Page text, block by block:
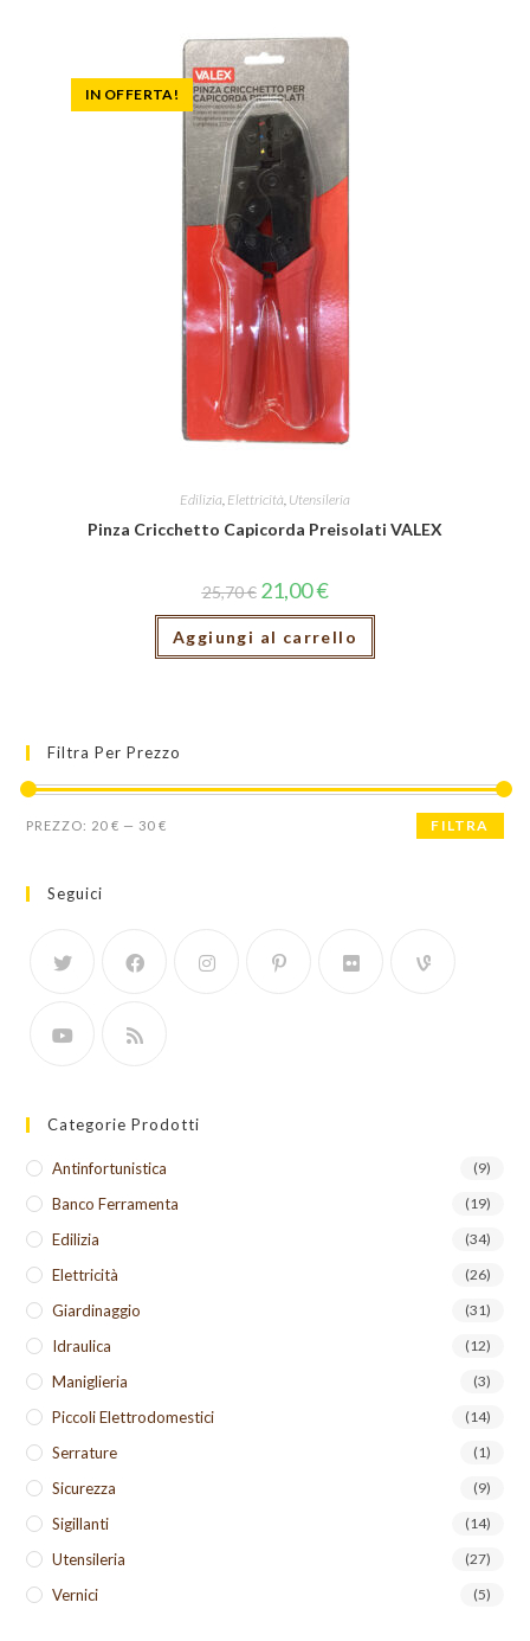
IN OFFERTA!
Edilizia, Elettricità, Utensileria
Pinza Cricchetto Capicorda Preisolati VALEX
25,70€ 21,00€
Aggiungi al carrello
Filtra Per Prezzo
Prezzo
Prezzo
FILTRA
PREZZO: 20 € — 30 €
Seguici
Categorie Prodotti
Antinfortunistica (9)
Banco Ferramenta (19)
Edilizia (34)
Elettricità (26)
Giardinaggio (31)
Idraulica (12)
Maniglieria (3)
Piccoli Elettrodomestici (14)
Serrature (1)
Sicurezza (9)
Sigillanti (14)
Utensileria (27)
Vernici (5)